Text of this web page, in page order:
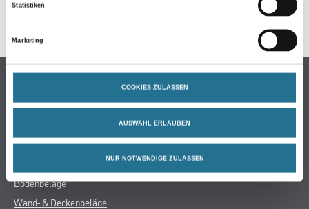
Statistiken
Marketing
COOKIES ZULASSEN
AUSWAHL ERLAUBEN
NUR NOTWENDIGE ZULASSEN
Produkteigenschaft
Modellierfähiger Mörtel mit Liquid Effekt - wird geschmeidiger
beim Auftragen und Nachglätten. Im praktischen 20 kg Beutel mit
Ca. 1,4 kg/m²/mm